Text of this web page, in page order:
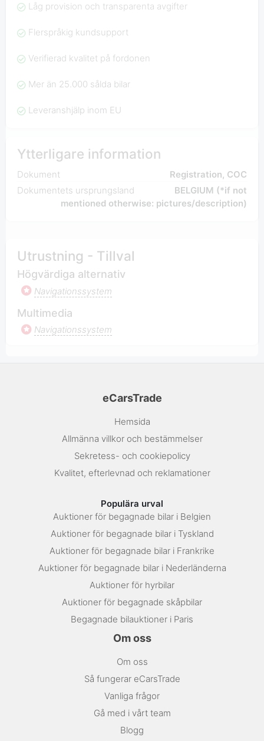
Låg provision och transparenta avgifter
Flerspråkig kundsupport
Verifierad kvalitet på fordonen
Mer än 25.000 sålda bilar
Leveranshjälp inom EU
Ytterligare information
Dokument
Registration, COC
Dokumentets ursprungsland
BELGIUM (*if not
mentioned otherwise: pictures/description)
Utrustning - Tillval
Högvärdiga alternativ
Navigationssystem
Multimedia
Navigationssystem
eCarsTrade
Hemsida
Allmänna villkor och bestämmelser
Sekretess- och cookiepolicy
Kvalitet, efterlevnad och reklamationer
Populära urval
Auktioner för begagnade bilar i Belgien
Auktioner för begagnade bilar i Tyskland
Auktioner för begagnade bilar i Frankrike
Auktioner för begagnade bilar i Nederländerna
Auktioner för hyrbilar
Auktioner för begagnade skåpbilar
Begagnade bilauktioner i Paris
Om oss
Om oss
Så fungerar eCarsTrade
Vanliga frågor
Gå med i vårt team
Blogg